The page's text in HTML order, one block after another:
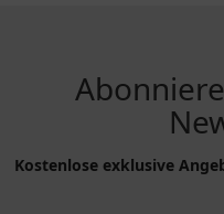
Kostenlose exklusive